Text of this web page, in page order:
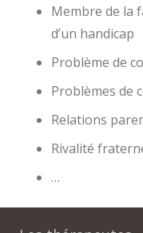
Membre de la
d’un handicap
Problème de
Problèmes de
Relations
Rivalité
…